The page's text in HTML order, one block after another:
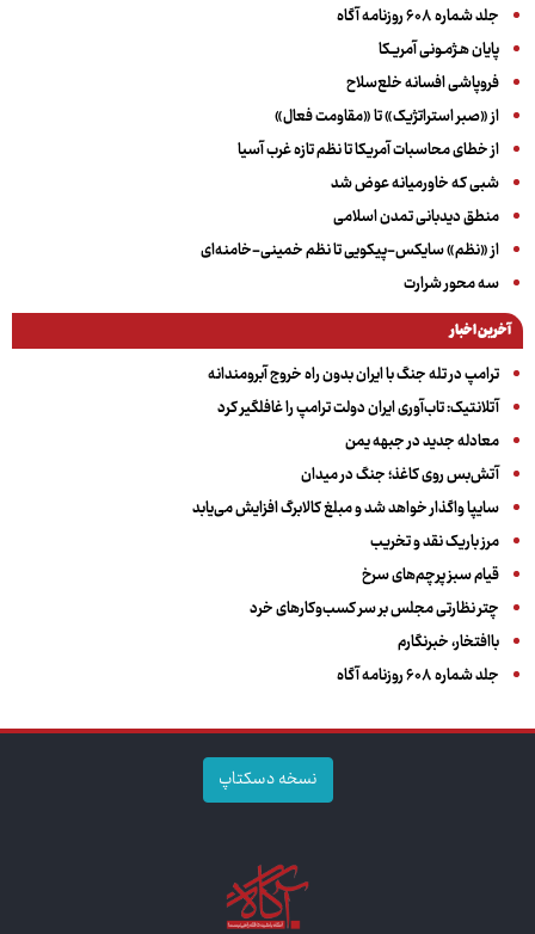
جلد شماره ۶۰۸ روزنامه آگاه
پایان هـژمـونی آمریـکا
فروپاشی افسانه خلع‌سلاح
از «صبر استراتژیک» تا «مقاومت فعال»
از خطای محاسبات آمریکا تا نظم تازه غرب آسیا
شبی که خاورمیانه عوض شد
منطق دیدبانی تمدن اسلامی
از «نظم» سایکس-پیکویی تا نظم خمینی-خامنه‌ای
سه‌ محور شرارت
آخرین اخبار
ترامپ در تله جنگ با ایران بدون راه خروج آبرومندانه
آتلانتیک: تاب‌آوری ایران دولت ترامپ را غافلگیر کرد
معادله جدید در جبهه یمن
آتش‌بس روی کاغذ؛ جنگ در میدان
سایپا واگذار خواهد شد و مبلغ کالابرگ افزایش می‌یابد
مرز باریک نقد و تخریب
قیام سبز پرچم‌های سرخ
چتر نظارتی مجلس بر سر کسب‌وکارهای خرد
باافتخار، خبرنگارم
جلد شماره ۶۰۸ روزنامه آگاه
نسخه دسکتاپ